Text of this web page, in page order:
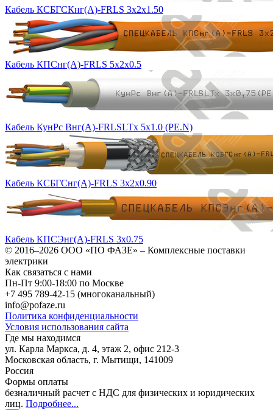
Кабель КСБГСКнг(А)-FRLS 3х2х1.50
Кабель КПСнг(А)-FRLS 5х2х0.5
Кабель КунРс Внг(А)-FRLSLTx 5х1.0 (PE.N)
Кабель КСБГСнг(А)-FRLS 3х2х0.90
Кабель КПСЭнг(А)-FRLS 3х0.75
© 2016–2026 ООО «ПО ФАЗЕ» – Комплексные поставки
электрики
Как связаться с нами
Пн-Пт 9:00-18:00 по Москве
+7 495 789-42-15 (многоканальный)
info@pofaze.ru
Политика конфиденциальности
Условия использования сайта
Где мы находимся
ул. Карла Маркса, д. 4, этаж 2, офис 212-3
Московская область, г. Мытищи, 141009
Россия
Формы оплаты
безналичный расчет с НДС для физических и юридических
лиц. Подробнее...